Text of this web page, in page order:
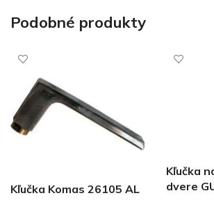
Podobné produkty
Kľučka Komas 26105 AL
Kľučka
dvere